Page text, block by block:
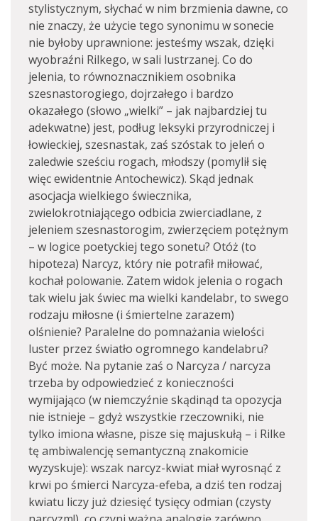
stylistycznym, słychać w nim brzmienia dawne, co
nie znaczy, że użycie tego synonimu w sonecie
nie byłoby uprawnione: jesteśmy wszak, dzięki
wyobraźni Rilkego, w sali lustrzanej. Co do
jelenia, to równoznacznikiem osobnika
szesnastorogiego, dojrzałego i bardzo
okazałego (słowo „wielki” – jak najbardziej tu
adekwatne) jest, podług leksyki przyrodniczej i
łowieckiej, szesnastak, zaś szóstak to jeleń o
zaledwie sześciu rogach, młodszy (pomylił się
więc ewidentnie Antochewicz). Skąd jednak
asocjacja wielkiego świecznika,
zwielokrotniającego odbicia zwierciadlane, z
jeleniem szesnastorogim, zwierzęciem potężnym
– w logice poetyckiej tego sonetu? Otóż (to
hipoteza) Narcyz, który nie potrafił miłować,
kochał polowanie. Zatem widok jelenia o rogach
tak wielu jak świec ma wielki kandelabr, to swego
rodzaju miłosne (i śmiertelne zarazem)
olśnienie? Paralelne do pomnażania wielości
luster przez światło ogromnego kandelabru?
Być może. Na pytanie zaś o Narcyza / narcyza
trzeba by odpowiedzieć z konieczności
wymijająco (w niemczyźnie skądinąd ta opozycja
nie istnieje – gdyż wszystkie rzeczowniki, nie
tylko imiona własne, pisze się majuskułą – i Rilke
tę ambiwalencję semantyczną znakomicie
wyzyskuje): wszak narcyz-kwiat miał wyrosnąć z
krwi po śmierci Narcyza-efeba, a dziś ten rodzaj
kwiatu liczy już dziesięć tysięcy odmian (czysty